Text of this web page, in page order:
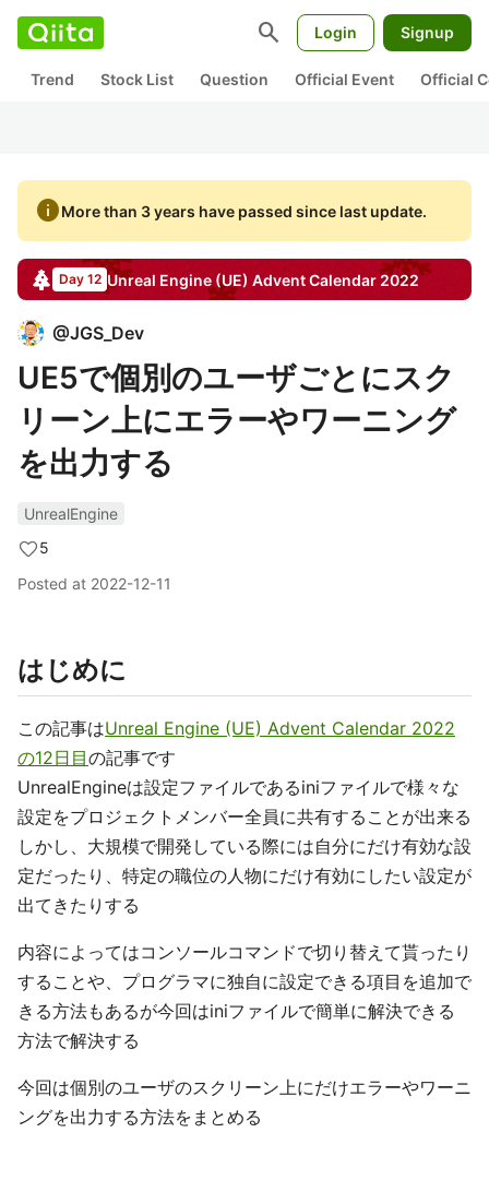
search Login Signup
Trend Stock List Question Official Event Official
infoMore than 3 years have passed since last update.
Day 12 Unreal Engine (UE) Advent Calendar2022
@JGS_Dev
UE5で個別のユーザごとにスク
リーン上にエラーやワーニング
を出力する
UnrealEngine
5
Posted at 2022-12-11
はじめに
この記事はUnreal Engine (UE) Advent Calendar 2022
の12日目の記事です
UnrealEngineは設定ファイルであるiniファイルで様々な
設定をプロジェクトメンバー全員に共有することが出来る
しかし、大規模で開発している際には自分にだけ有効な設
定だったり、特定の職位の人物にだけ有効にしたい設定が
出てきたりする
内容によってはコンソールコマンドで切り替えて貰ったり
することや、プログラマに独自に設定できる項目を追加で
きる方法もあるが今回はiniファイルで簡単に解決できる
方法で解決する
今回は個別のユーザのスクリーン上にだけエラーやワーニ
ングを出力する方法をまとめる